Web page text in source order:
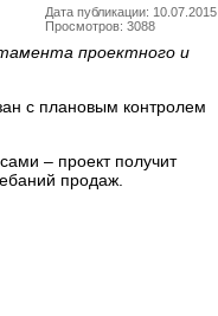
Дата публикации: 10.07.2015
Просмотров: 3088
проектного и
с плановым контролем
– проект получит
продаж.